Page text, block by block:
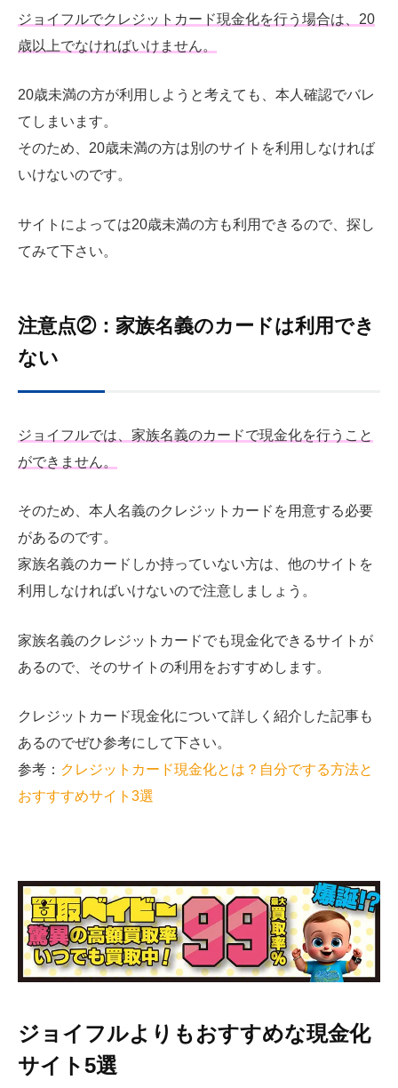
ジョイフルでクレジットカード現金化を行う場合は、20
歳以上でなければいけません。
20歳未満の方が利用しようと考えても、本人確認でバレ
てしまいます。
そのため、20歳未満の方は別のサイトを利用しなければ
いけないのです。
サイトによっては20歳未満の方も利用できるので、探し
てみて下さい。
注意点②：家族名義のカードは利用でき
ない
ジョイフルでは、家族名義のカードで現金化を行うこと
ができません。
そのため、本人名義のクレジットカードを用意する必要
があるのです。
家族名義のカードしか持っていない方は、他のサイトを
利用しなければいけないので注意しましょう。
家族名義のクレジットカードでも現金化できるサイトが
あるので、そのサイトの利用をおすすめします。
クレジットカード現金化について詳しく紹介した記事も
あるのでぜひ参考にして下さい。
参考： クレジットカード現金化とは？自分でする方法と
おすすすめサイト3選
ジョイフルよりもおすすめな現金化
サイト5選